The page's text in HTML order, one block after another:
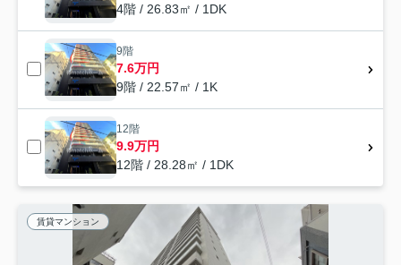
4階 / 26.83㎡ / 1DK
9階
7.6万円
9階 / 22.57㎡ / 1K
12階
9.9万円
12階 / 28.28㎡ / 1DK
賃貸マンション